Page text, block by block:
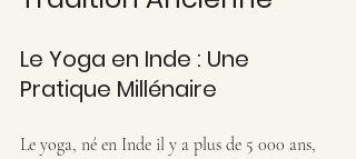
Le Yoga en Inde : Une
Pratique Millénaire
Le yoga, né en Inde il y a plus de 5 000 ans,